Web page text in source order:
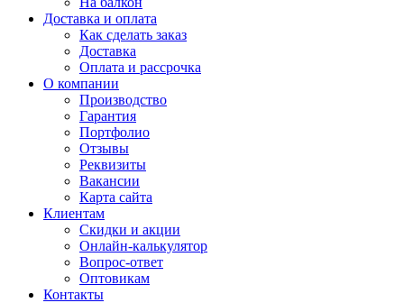
Доставка и оплата
Как сделать заказ
Доставка
Оплата и рассрочка
О компании
Производство
Гарантия
Портфолио
Отзывы
Реквизиты
Вакансии
Карта сайта
Клиентам
Скидки и акции
Онлайн-калькулятор
Вопрос-ответ
Оптовикам
Контакты